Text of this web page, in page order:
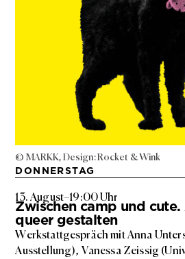
© MARKK, Design: Rocket & Wink
DONNERSTAG
13. August–19:00 Uhr
Zwischen camp und
queer gestalten
Werkstattgespräch mit Anna
Ausstellung), Vanessa Zeissig